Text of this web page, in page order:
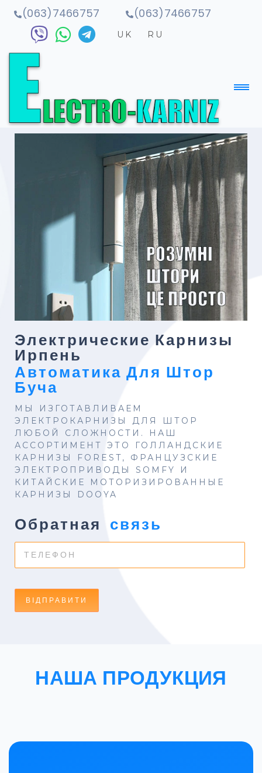
(063)7466757 (063)7466757
UK RU
Электрические Карнизы
Ирпень
Автоматика Для Штор
Буча
МЫ ИЗГОТАВЛИВАЕМ
ЭЛЕКТРОКАРНИЗЫ ДЛЯ ШТОР
ЛЮБОЙ СЛОЖНОСТИ. НАШ
АССОРТИМЕНТ ЭТО ГОЛЛАНДСКИЕ
КАРНИЗЫ FOREST, ФРАНЦУЗСКИЕ
ЭЛЕКТРОПРИВОДЫ SOMFY И
КИТАЙСКИЕ МОТОРИЗИРОВАННЫЕ
КАРНИЗЫ DOOYA
Обратная связь
НАША ПРОДУКЦИЯ